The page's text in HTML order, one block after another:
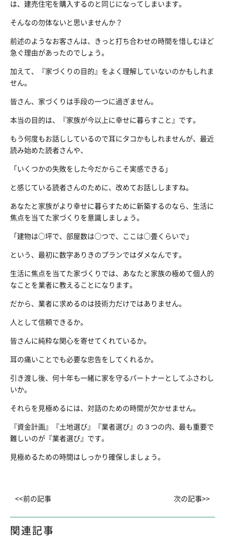
は、建売住宅を購入するのと同じになってしまいます。
そんなの勿体ないと思いませんか？
前述のようなお客さんは、きっと打ち合わせの時間を惜しむほど
急ぐ理由があったのでしょう。
加えて、『家づくりの目的』をよく理解していないのかもしれま
せん。
皆さん、家づくりは手段の一つに過ぎません。
本当の目的は、『家族が今以上に幸せに暮らすこと』です。
もう何度もお話ししているので耳にタコかもしれませんが、最近
読み始めた読者さんや、
「いくつかの失敗をした今だからこそ実感できる」
と感じている読者さんのために、改めてお話ししますね。
あなたと家族がより幸せに暮らすために新築するのなら、生活に
焦点を当てた家づくりを意識しましょう。
「建物は○坪で、部屋数は○つで、ここは○畳くらいで」
という、最初に数字ありきのプランではダメなんです。
生活に焦点を当てた家づくりでは、あなたと家族の極めて個人的
なことを業者に教えることになります。
だから、業者に求めるのは技術力だけではありません。
人として信頼できるか。
皆さんに純粋な関心を寄せてくれているか。
耳の痛いことでも必要な忠告をしてくれるか。
引き渡し後、何十年も一緒に家を守るパートナーとしてふさわし
いか。
それらを見極めるには、対話のための時間が欠かせません。
『資金計画』『土地選び』『業者選び』の３つの内、最も重要で
難しいのが『業者選び』です。
見極めるための時間はしっかり確保しましょう。
<<前の記事 次の記事>>
関連記事